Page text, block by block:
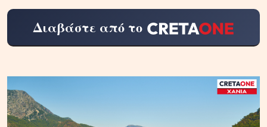
Διαβάστε από το